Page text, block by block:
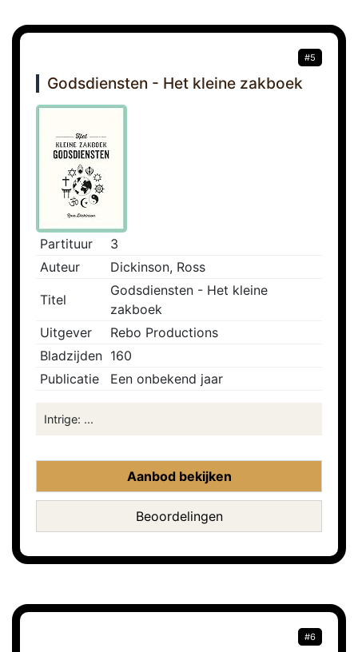
#5
Godsdiensten - Het kleine zakboek
Partituur
3
Auteur
Dickinson, Ross
Titel
Godsdiensten - Het kleine
zakboek
Uitgever
Rebo Productions
Bladzijden 160
Publicatie
Een onbekend jaar
Intrige: ...
Aanbod bekijken
Beoordelingen
#6